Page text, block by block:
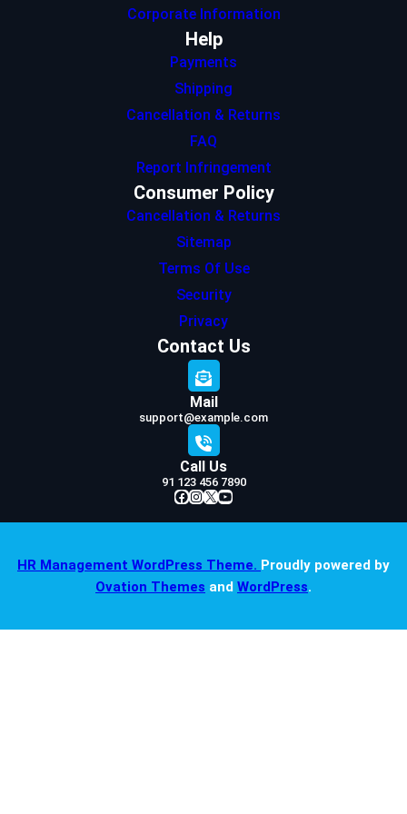
Corporate Information
Help
Payments
Shipping
Cancellation & Returns
FAQ
Report Infringement
Consumer Policy
Cancellation & Returns
Sitemap
Terms Of Use
Security
Privacy
Contact Us
Mail
support@example.com
Call Us
91 123 456 7890
Facebook InstagramX YouTube
HR Management WordPress Theme. Proudly powered by
Ovation Themes and WordPress.